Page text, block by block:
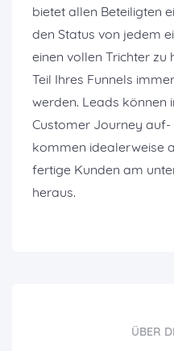
bietet allen Beteiligten
den Status von jedem
einen vollen Trichter
Teil Ihres Funnels
werden. Leads können
Customer Journey
kommen idealerweise
fertige Kunden am
heraus.
ÜBER